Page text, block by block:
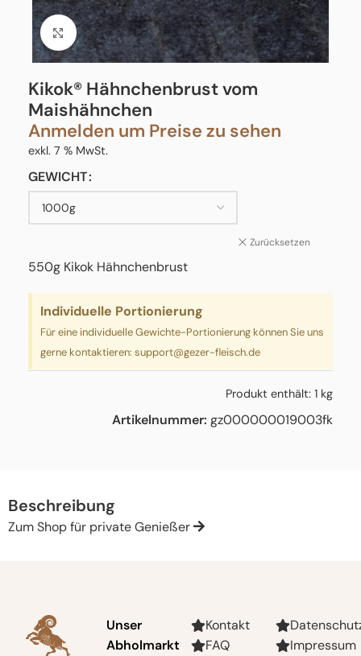
Click to enlarge
Kikok® Hähnchenbrust vom
Maishähnchen
Anmelden um Preise zu sehen
exkl. 7 % MwSt.
GEWICHT
Zurücksetzen
550g Kikok Hähnchenbrust
Individuelle Portionierung
Für eine individuelle Gewichte-Portionierung können Sie uns
gerne kontaktieren: support@gezer-fleisch.de
Produkt enthält: 1 kg
Artikelnummer: gz000000019003fk
Beschreibung
Zum Shop für private Genießer
Unser
Abholmarkt
Kontakt
FAQ
Impressum